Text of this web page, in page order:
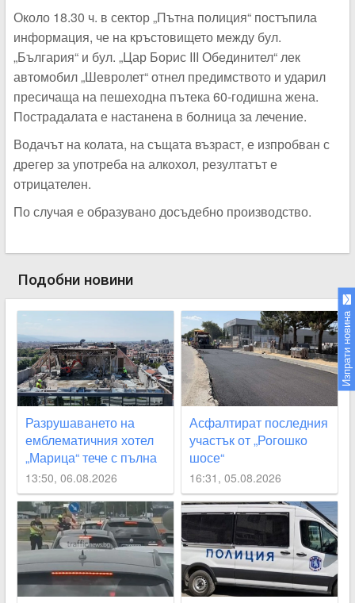
Около 18.30 ч. в сектор „Пътна полиция“ постъпила
информация, че на кръстовището между бул.
„България“ и бул. „Цар Борис III Обединител“ лек
автомобил „Шевролет“ отнел предимството и ударил
пресичаща на пешеходна пътека 60-годишна жена.
Пострадалата е настанена в болница за лечение.
Водачът на колата, на същата възраст, е изпробван с
дрегер за употреба на алкохол, резултатът е
отрицателен.
По случая е образувано досъдебно производство.
Подобни новини
Разрушаването на
емблематичния хотел
„Марица“ тече с пълна
сила
13:50, 06.08.2026
Асфалтират последния
участък от „Рогошко
шосе“
16:31, 05.08.2026
Изпрати новина